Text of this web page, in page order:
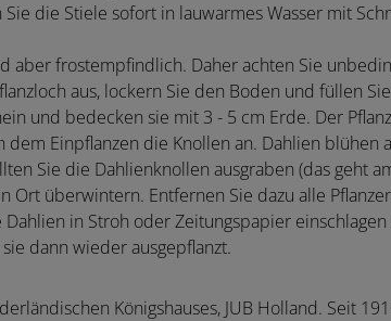
die Stiele sofort in lauwarmes Wasser mit
aber frostempfindlich. Daher achten Sie
aus, lockern Sie den Boden und füllen
und bedecken sie mit 3 - 5 cm Erde. Der
Einpflanzen die Knollen an. Dahlien blühen
Sie die Dahlienknollen ausgraben (das geht
überwintern. Entfernen Sie dazu alle
in Stroh oder Zeitungspapier
dann wieder ausgepflanzt.
Königshauses, JUB Holland. Seit